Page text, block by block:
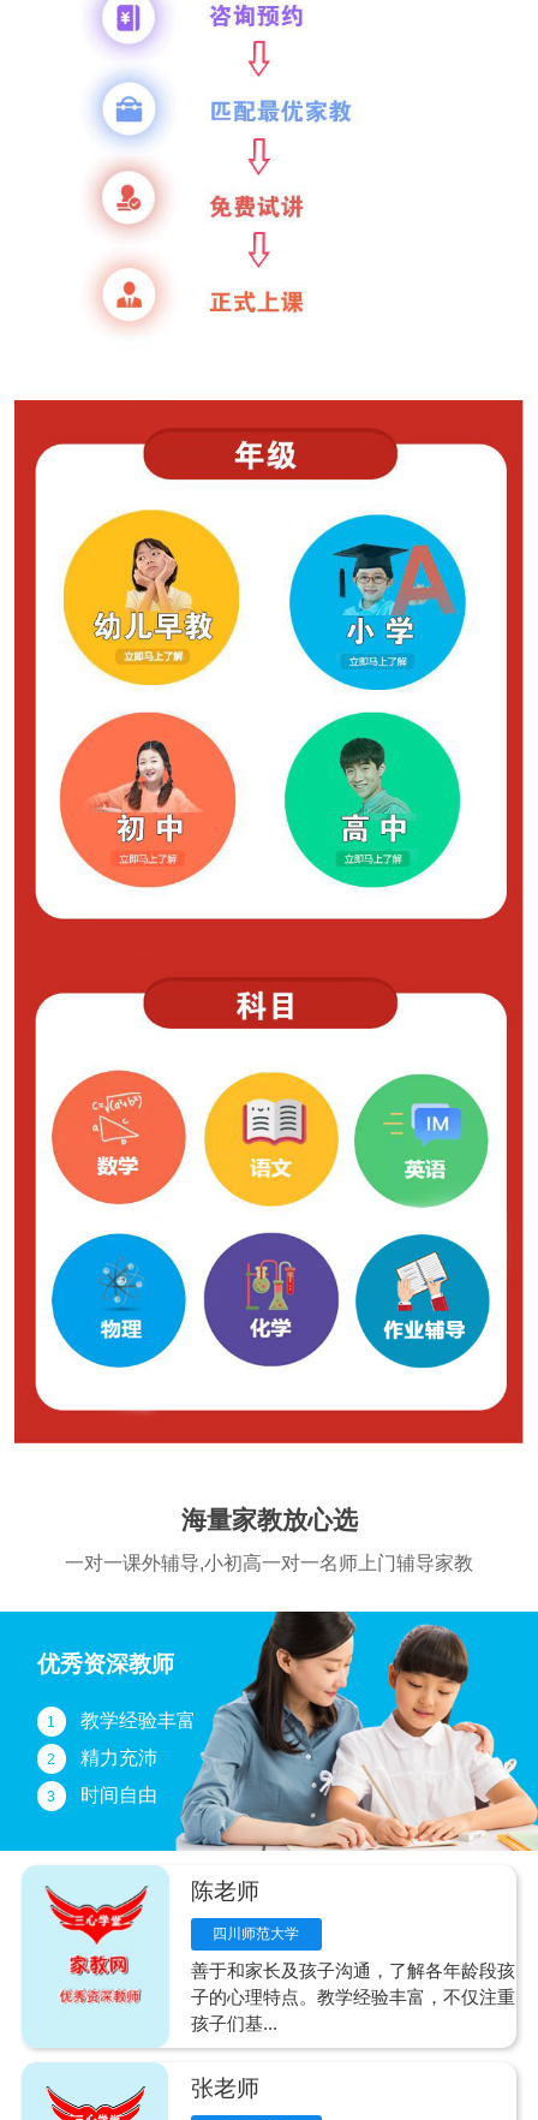
海量家教放心选
一对一课外辅导,小初高一对一名师上门辅导家教
优秀资深教师
1 教学经验丰富
2 精力充沛
3 时间自由
陈老师
四川师范大学
善于和家长及孩子沟通，了解各年龄段孩
子的心理特点。教学经验丰富，不仅注重
孩子们基...
张老师